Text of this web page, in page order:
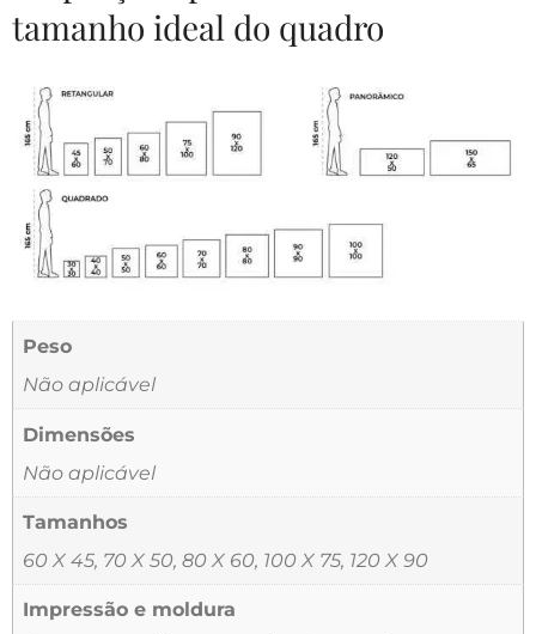
tamanho ideal do quadro
Peso
Não aplicável
Dimensões
Não aplicável
Tamanhos
60 X 45, 70 X 50, 80 X 60, 100 X 75, 120 X 90
Impressão e moldura